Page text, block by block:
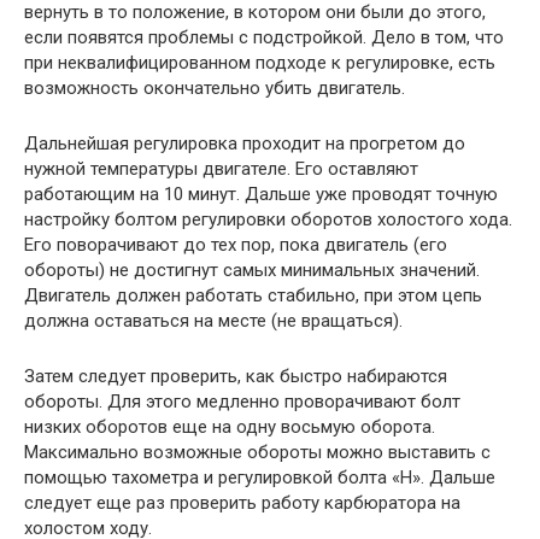
вернуть в то положение, в котором они были до этого,
если появятся проблемы с подстройкой. Дело в том, что
при неквалифицированном подходе к регулировке, есть
возможность окончательно убить двигатель.
Дальнейшая регулировка проходит на прогретом до
нужной температуры двигателе. Его оставляют
работающим на 10 минут. Дальше уже проводят точную
настройку болтом регулировки оборотов холостого хода.
Его поворачивают до тех пор, пока двигатель (его
обороты) не достигнут самых минимальных значений.
Двигатель должен работать стабильно, при этом цепь
должна оставаться на месте (не вращаться).
Затем следует проверить, как быстро набираются
обороты. Для этого медленно проворачивают болт
низких оборотов еще на одну восьмую оборота.
Максимально возможные обороты можно выставить с
помощью тахометра и регулировкой болта «H». Дальше
следует еще раз проверить работу карбюратора на
холостом ходу.